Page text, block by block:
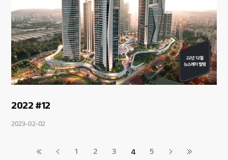
2022 #12
2023-02-02
1 2 3 4 5